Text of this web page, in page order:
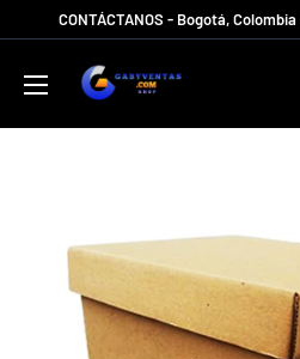
CONTÁCTANOS - Bogotá, Colombia
Gabyventas
Shop